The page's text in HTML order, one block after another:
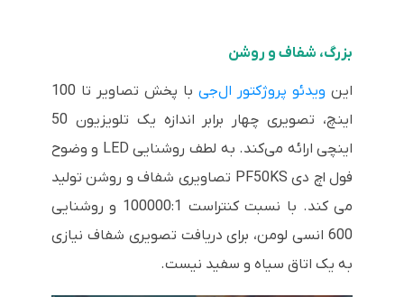
بزرگ، شفاف و روشن
این ویدئو پروژکتور ال‌جی
با پخش تصاویر تا 100
اینچ، تصویری چهار برابر اندازه یک تلویزیون 50
اینچی ارائه می‌کند. به لطف روشنایی LED و وضوح
فول اچ دی PF50KS تصاویری شفاف و روشن تولید
می کند. با نسبت کنتراست 100000:1 و روشنایی
600 انسی لومن، برای دریافت تصویری شفاف نیازی
به یک اتاق سیاه و سفید نیست.